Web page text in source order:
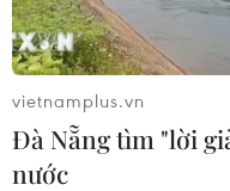
vietnamplus.vn
Đà Nẵng tìm "lời
nước